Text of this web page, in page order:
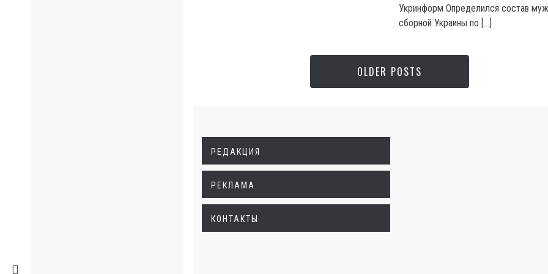
Укринформ Определился состав
сборной Украины по […]
OLDER POSTS
РЕДАКЦИЯ
РЕКЛАМА
КОНТАКТЫ